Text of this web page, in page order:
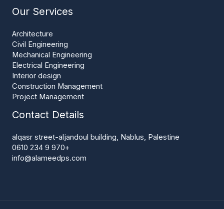
Our Services
Architecture
Civil Engineering
Mechanical Engineering
Electrical Engineering
Interior design
Construction Management
Project Management
Contact Details
alqasr street-aljandoul building, Nablus, Palestine
+970 9 234 0610
info@alameedps.com